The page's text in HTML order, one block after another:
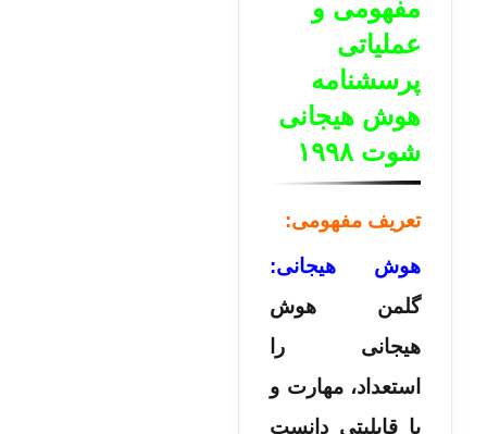
مفهومی و
عملیاتی
پرسشنامه
هوش هیجانی
شوت ۱۹۹۸
تعریف مفهومی:
هوش هیجانی:
گلمن هوش
هیجانی را
استعداد، مهارت و
یا قابلیتی دانست